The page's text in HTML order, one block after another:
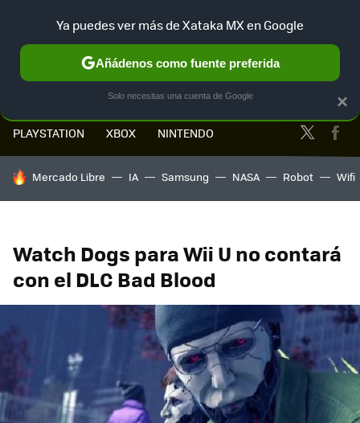
PLAYSTATION XBOX NINTENDO Twitter
HOY SE HABLA DE
Mercado Libre IA Samsung NASA Robot Wifi
Watch Dogs para Wii U no contará
con el DLC Bad Blood
×
Ya puedes ver más de Xataka MX en Google
Añádenos como fuente preferida
Solo necesitas una cuenta de Google